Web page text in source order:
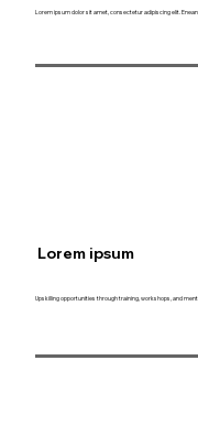
Lorem ipsum dolor sit amet, consectetur adipiscing elit.
Lorem ipsum
Upskilling opportunities through training, workshops, and